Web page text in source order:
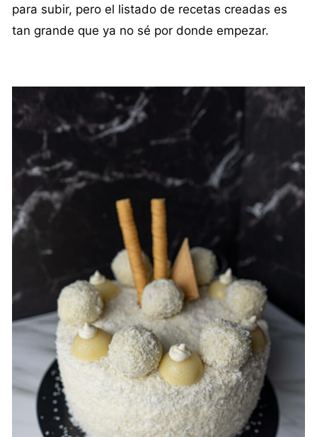
para subir, pero el listado de recetas creadas es
tan grande que ya no sé por donde empezar.